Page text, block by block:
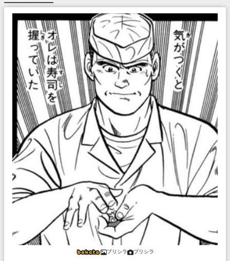
プリシラ プリシラ